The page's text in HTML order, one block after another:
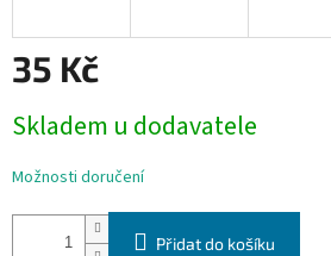
35 Kč
cena:
Skladem u dodavatele
Možnosti doručení
Přidat do košíku